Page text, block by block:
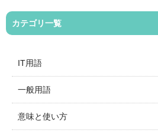
カテゴリ一覧
IT用語
一般用語
意味と使い方